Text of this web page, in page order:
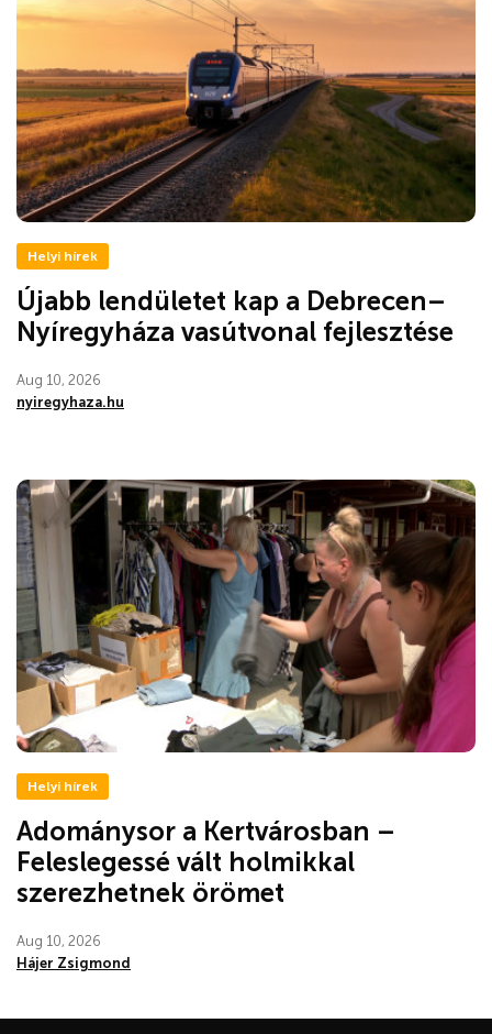
Helyi hírek
Újabb lendületet kap a Debrecen–
Nyíregyháza vasútvonal fejlesztése
Aug 10, 2026
nyiregyhaza.hu
Helyi hírek
Adománysor a Kertvárosban –
Feleslegessé vált holmikkal
szerezhetnek örömet
Aug 10, 2026
Hájer Zsigmond